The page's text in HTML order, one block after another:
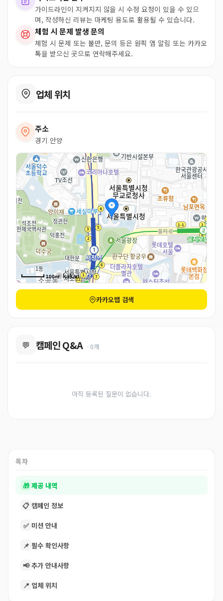
가이드라인이 지켜지지 않을 시 수정 요청이 있을 수 있으
며, 작성하신 리뷰는 마케팅 용도로 활용될 수 있습니다.
체험 시 문제 발생 문의
체험 시 문제 또는 불만, 문의 등은 원픽 앱 알림 또는 카카오
톡을 받으신 곳으로 연락해주세요.
업체 위치
주소
경기 안양
100m
카카오맵 검색
💬 캠페인 Q&A · 0개
아직 등록된 질문이 없습니다.
목차
🎁 제공 내역
📋 캠페인 정보
✅ 미션 안내
📌 필수 확인사항
📢 추가 안내사항
📍 업체 위치